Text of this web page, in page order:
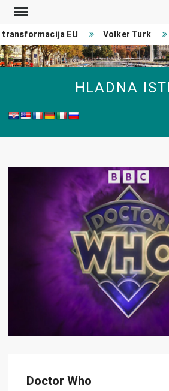
Skip
content
EU Volker Turk
HLADNA
Doctor Who